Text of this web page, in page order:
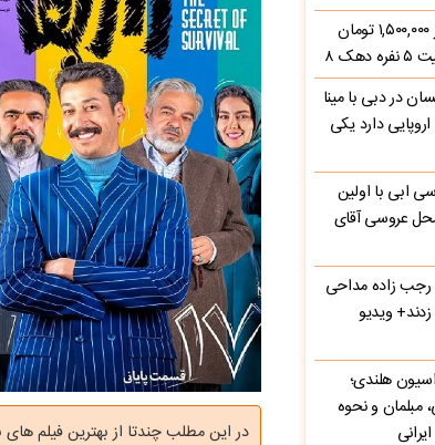
در این مطلب چندتا از بهترین فیلم
یارانه معیشتی؛ واریز ۱,۵۰۰,۰۰۰ تومان
۸
در دبی با مینا
دارد یکی
ابی با اولین
عروسی آقای
رجب‌ زاده مداحی
ویدیو
هلندی؛
و نحوه